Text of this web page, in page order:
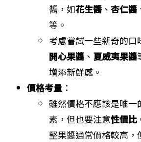
醬，如花生醬 、 杏仁醬
等。
考慮嘗試一些新奇的口
開心果醬 、 夏威夷果醬
增添新鮮感。
價格考量 ：
雖然價格不應該是唯一
素，但也要注意性價比
堅果醬通常價格較高，